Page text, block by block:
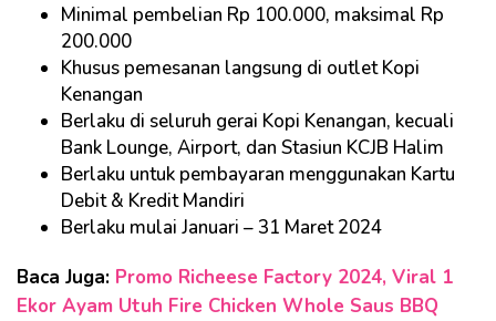
Minimal pembelian Rp 100.000, maksimal Rp
200.000
Khusus pemesanan langsung di outlet Kopi
Kenangan
Berlaku di seluruh gerai Kopi Kenangan, kecuali
Bank Lounge, Airport, dan Stasiun KCJB Halim
Berlaku untuk pembayaran menggunakan Kartu
Debit & Kredit Mandiri
Berlaku mulai Januari – 31 Maret 2024
Baca Juga: Promo Richeese Factory 2024, Viral 1
Ekor Ayam Utuh Fire Chicken Whole Saus BBQ